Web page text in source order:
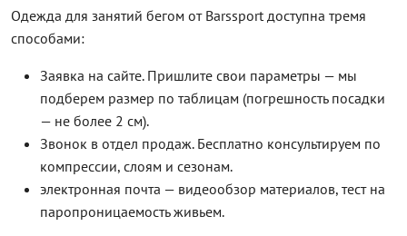
Одежда для занятий бегом от Barssport доступна тремя
способами:
Заявка на сайте. Пришлите свои параметры — мы
подберем размер по таблицам (погрешность посадки
— не более 2 см).
Звонок в отдел продаж. Бесплатно консультируем по
компрессии, слоям и сезонам.
электронная почта — видеообзор материалов, тест на
паропроницаемость живьем.